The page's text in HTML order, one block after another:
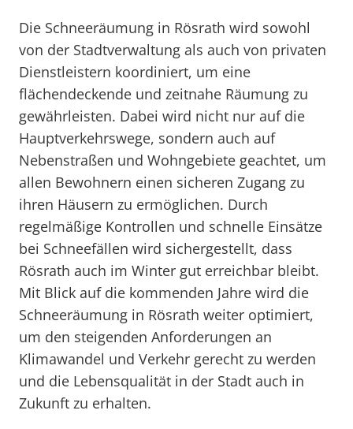
Die Schneeräumung in Rösrath wird sowohl
von der Stadtverwaltung als auch von privaten
Dienstleistern koordiniert, um eine
flächendeckende und zeitnahe Räumung zu
gewährleisten. Dabei wird nicht nur auf die
Hauptverkehrswege, sondern auch auf
Nebenstraßen und Wohngebiete geachtet, um
allen Bewohnern einen sicheren Zugang zu
ihren Häusern zu ermöglichen. Durch
regelmäßige Kontrollen und schnelle Einsätze
bei Schneefällen wird sichergestellt, dass
Rösrath auch im Winter gut erreichbar bleibt.
Mit Blick auf die kommenden Jahre wird die
Schneeräumung in Rösrath weiter optimiert,
um den steigenden Anforderungen an
Klimawandel und Verkehr gerecht zu werden
und die Lebensqualität in der Stadt auch in
Zukunft zu erhalten.